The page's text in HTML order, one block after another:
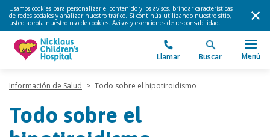
Usamos cookies para personalizar el contenido y los avisos, brindar características
de redes sociales y analizar nuestro tráfico. Si continúa utilizando nuestro sitio,
usted acepta nuestro uso de cookies. Avisos y exenciones de responsabilidad.
Llamar Buscar Menú
Información de Salud > Todo sobre el hipotiroidismo
Todo sobre el